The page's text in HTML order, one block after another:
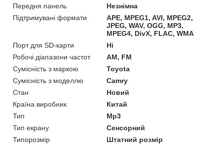
Передня панель
Незнімна
Підтримувані формати
APE, MPEG1, AVI, MPEG2,
JPEG, WAV, OGG, MP3,
MPEG4, DivX, FLAC, WMA
Порт для SD-карти
Ні
Робочі діапазони частот
AM, FM
Сумісність з маркою
Toyota
Сумісність з моделлю
Camry
Стан
Новий
Країна виробник
Китай
Тип
Mp3
Тип екрану
Сенсорний
Типорозмір
Штатний розмір